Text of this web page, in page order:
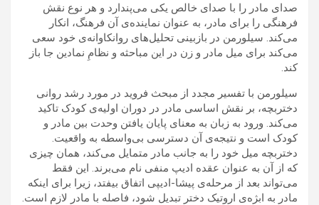
صدای مادر را با صدای خالص یکی می‌پندارد و هر نوع نقش
فرهنگی را برای مادر، به عنوان نماینده‌ی آن فرهنگ، انکار
می‌کند. سیلورمن در بازبینی تحلیل‌های روانکاوانه‌ی خود سعی
می‌کند برای میل مادر و زن در این مباحثه و نظامِ نمادین جا باز
کند.
سیلورمن با تفسیر مجدد از مبحث فروید در مورد رشد روانی
دختربچه، بر نقش اساسی مادر در دوران اولیه‌ی کودک تاکید
می‌کند. ورود به زبان به معنای پایان یافتن وحدت بین مادر و
کودک است و نتیجه‌ی آن دسترسی بی‌واسطه به واقعیت.
دختربچه میل خود را به جانب مادر متمایل می‌کند، همان چیزی
که از آن به عنوان عقده ادیپ منفی نام می‌برند. این فقط
می‌تواند بعد از مرحله‌ی پیشا-ادیپی اتفاق بیفتد، زیرا برای اینکه
مادر به ابژه‌ی اروتیک دختر تبدیل شود، فاصله با مادر لازم است.